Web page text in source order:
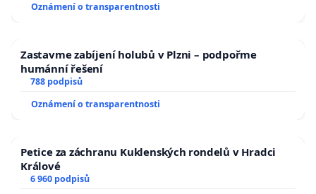
Oznámení o transparentnosti
Zastavme zabíjení holubů v Plzni – podpořme
humánní řešení
788 podpisů
Oznámení o transparentnosti
Petice za záchranu Kuklenských rondelů v Hradci
Králové
6 960 podpisů